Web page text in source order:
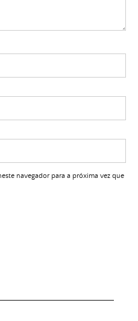
navegador para a próxima vez que